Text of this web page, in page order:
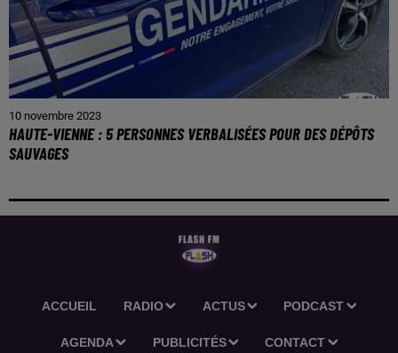
10 novembre 2023
HAUTE-VIENNE : 5 PERSONNES VERBALISÉES POUR DES DÉPÔTS
SAUVAGES
ACCUEIL RADIO ACTUS PODCAST
AGENDA PUBLICITÉS CONTACT